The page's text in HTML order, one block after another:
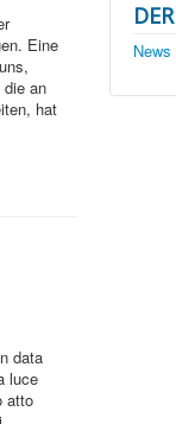
Eine
an
hat
data
luce
atto